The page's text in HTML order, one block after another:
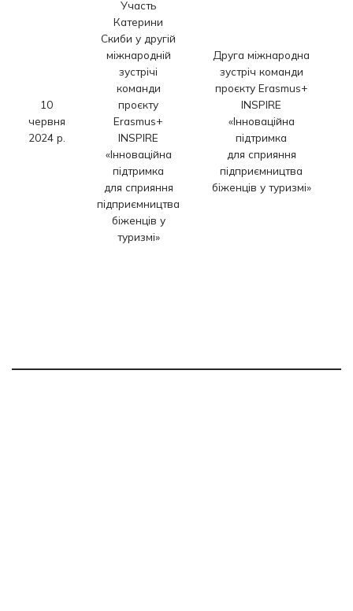
10
червня
2024 р.
Участь
Катерини
Скиби у другій
міжнародній
зустрічі
команди
проєкту
Erasmus+
INSPIRE
«Інноваційна
підтримка
для сприяння
підприємництва
біженців у
туризмі»
Друга міжнародна
зустріч команди
проєкту Erasmus+
INSPIRE
«Інноваційна
підтримка
для сприяння
підприємництва
біженців у туризмі»